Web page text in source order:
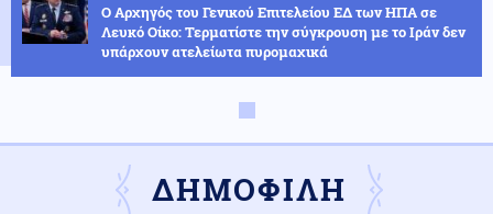
Ο Αρχηγός του Γενικού Επιτελείου ΕΔ των ΗΠΑ σε
Λευκό Οίκο: Τερματίστε την σύγκρουση με το Ιράν δεν
υπάρχουν ατελείωτα πυρομαχικά
ΔΗΜΟΦΙΛΗ